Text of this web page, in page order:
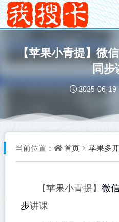
【苹果小青提】微
同步
2025-06-19
当前位置： 首页 苹果多开
【苹果小青提】 微
步讲课